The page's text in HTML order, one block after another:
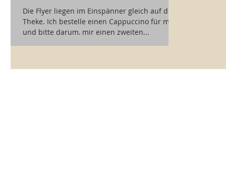
Die Flyer liegen im Einspänner gleich auf der
Theke. Ich bestelle einen Cappuccino für mich
und bitte darum, mir einen zweiten...